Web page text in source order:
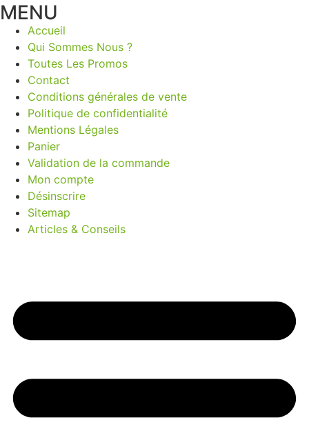
MENU
Accueil
Qui Sommes Nous ?
Toutes Les Promos
Contact
Conditions générales de vente
Politique de confidentialité
Mentions Légales
Panier
Validation de la commande
Mon compte
Désinscrire
Sitemap
Articles & Conseils